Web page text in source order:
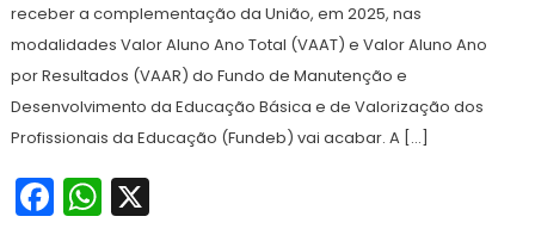
receber a complementação da União, em 2025, nas
modalidades Valor Aluno Ano Total (VAAT) e Valor Aluno Ano
por Resultados (VAAR) do Fundo de Manutenção e
Desenvolvimento da Educação Básica e de Valorização dos
Profissionais da Educação (Fundeb) vai acabar. A […]
Facebook
WhatsApp
X